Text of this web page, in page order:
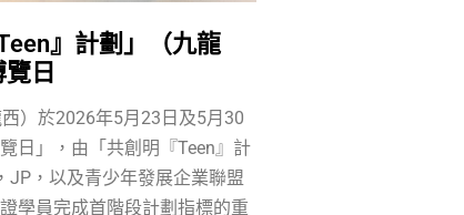
』計劃」（九龍
日
）於2026年5月23日及5月30
日」，由「共創明『Teen』計
JP，以及青少年發展企業聯盟
學員完成首階段計劃指標的重